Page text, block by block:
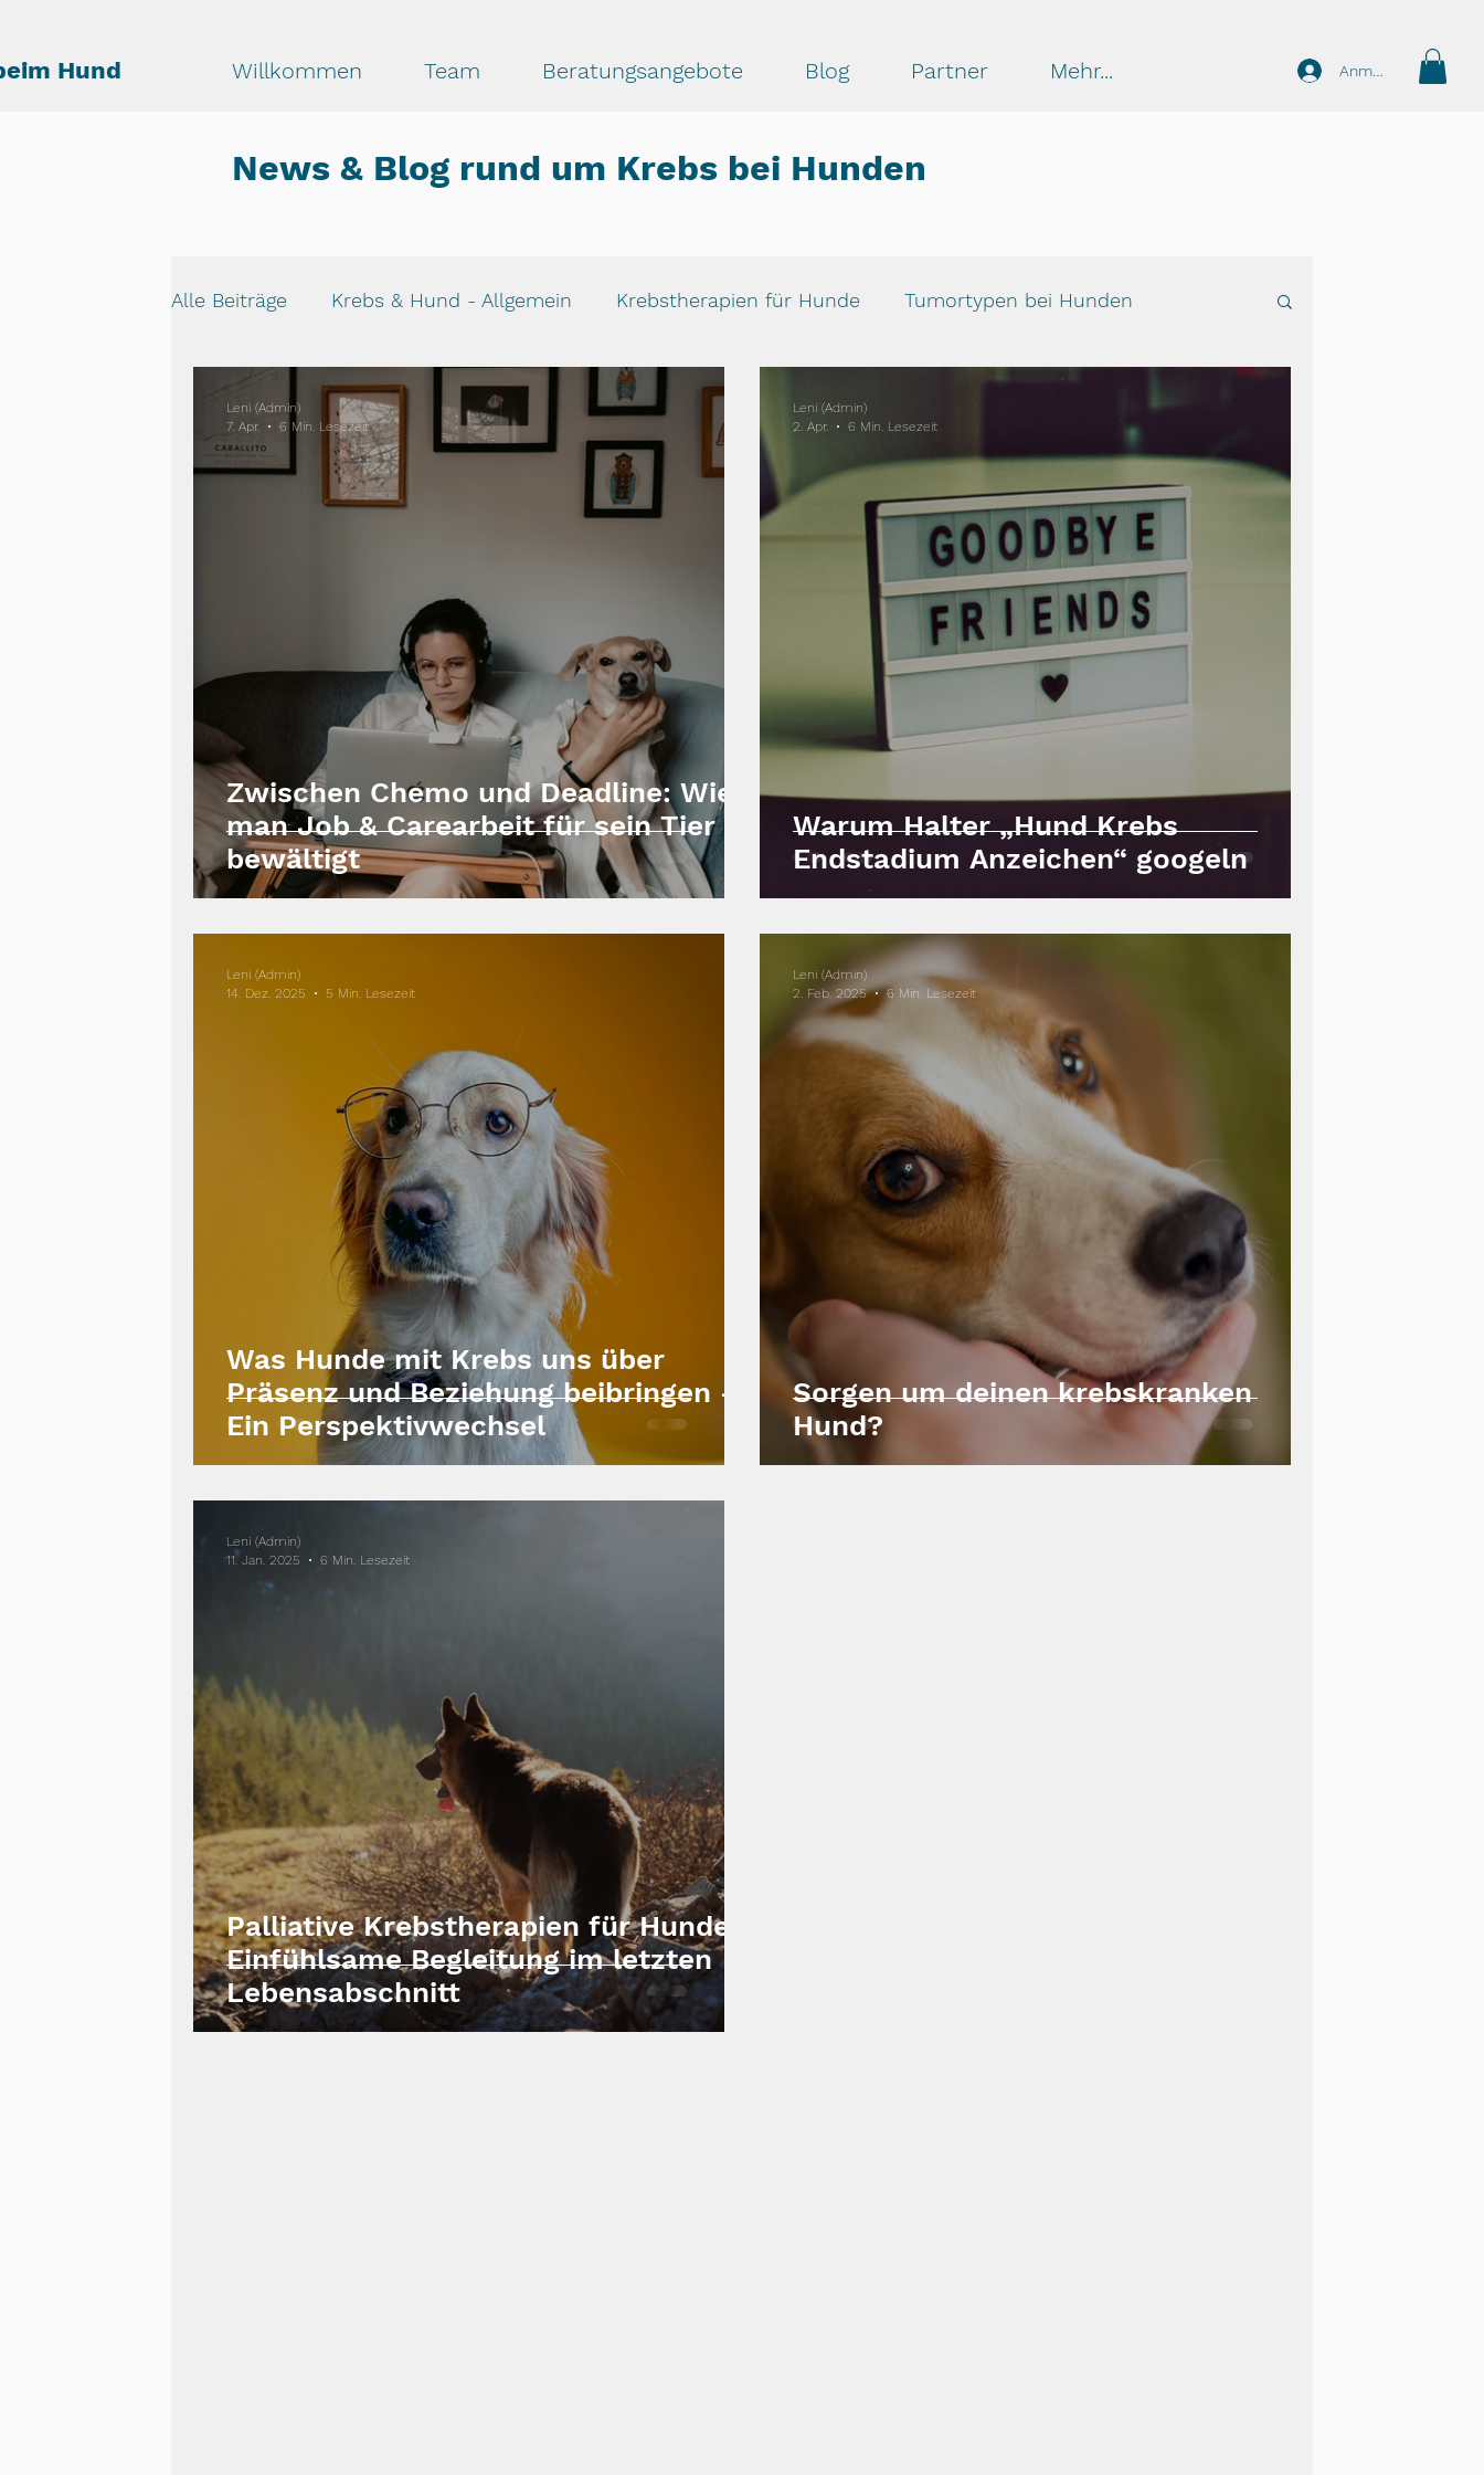
Hund Willkommen Team Beratungsangebote Blog Partner Mehr... Anmelden
News & Blog rund um Krebs bei Hunden
Alle Beiträge Krebs & Hund - Allgemein Krebstherapien für Hunde Tumortypen bei Hunden
Krise & Trauer bei Krebs Erfahrungsberichte
Zwischen Chemo und Deadline: Wie
man Job & Carearbeit für sein Tier
bewältigt
Leni (Admin)
7. Apr.
6 Min. Lesezeit
Warum Halter „Hund Krebs
Endstadium Anzeichen“ googeln
Leni (Admin)
2. Apr.
6 Min. Lesezeit
Was Hunde mit Krebs uns über
Präsenz und Beziehung beibringen –
Ein Perspektivwechsel
Leni (Admin)
14. Dez. 2025
5 Min. Lesezeit
Sorgen um deinen krebskranken
Hund?
Leni (Admin)
2. Feb. 2025
6 Min. Lesezeit
Palliative Krebstherapien für Hunde:
Einfühlsame Begleitung im letzten
Lebensabschnitt
Leni (Admin)
11. Jan. 2025
6 Min. Lesezeit